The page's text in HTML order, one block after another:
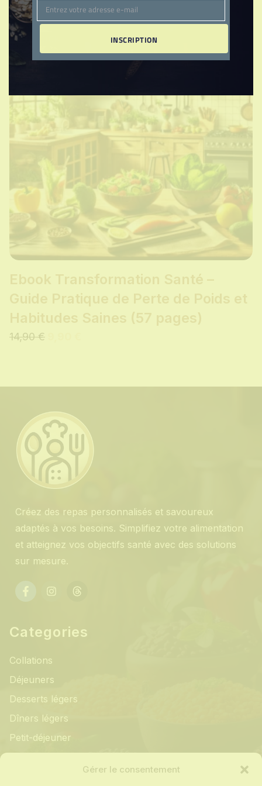
Gérer le consentement
EN STOCK
Ebook Transformation Santé –
Guide Pratique de Perte de Poids et
Habitudes Saines (57 pages)
14,90€
Créez des repas personnalisés et savoureux
adaptés à vos besoins. Simplifiez votre alimentation
et atteignez vos objectifs santé avec des solutions
sur mesure.
Categories
Collations
Déjeuners
Desserts légers
Dîners légers
Petit-déjeuner
Informations
Entrez votre adresse e-mail
INSCRIPTION